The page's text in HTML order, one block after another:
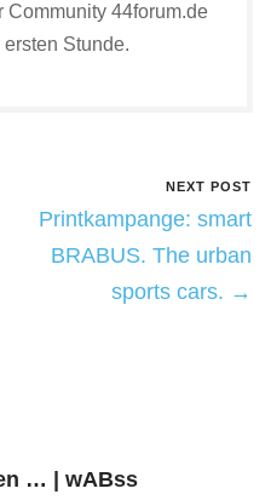
Community 44forum.de
Stunde.
NEXT POST
Printkampange: smart
BRABUS. The urban
sports cars. →
… | wABss